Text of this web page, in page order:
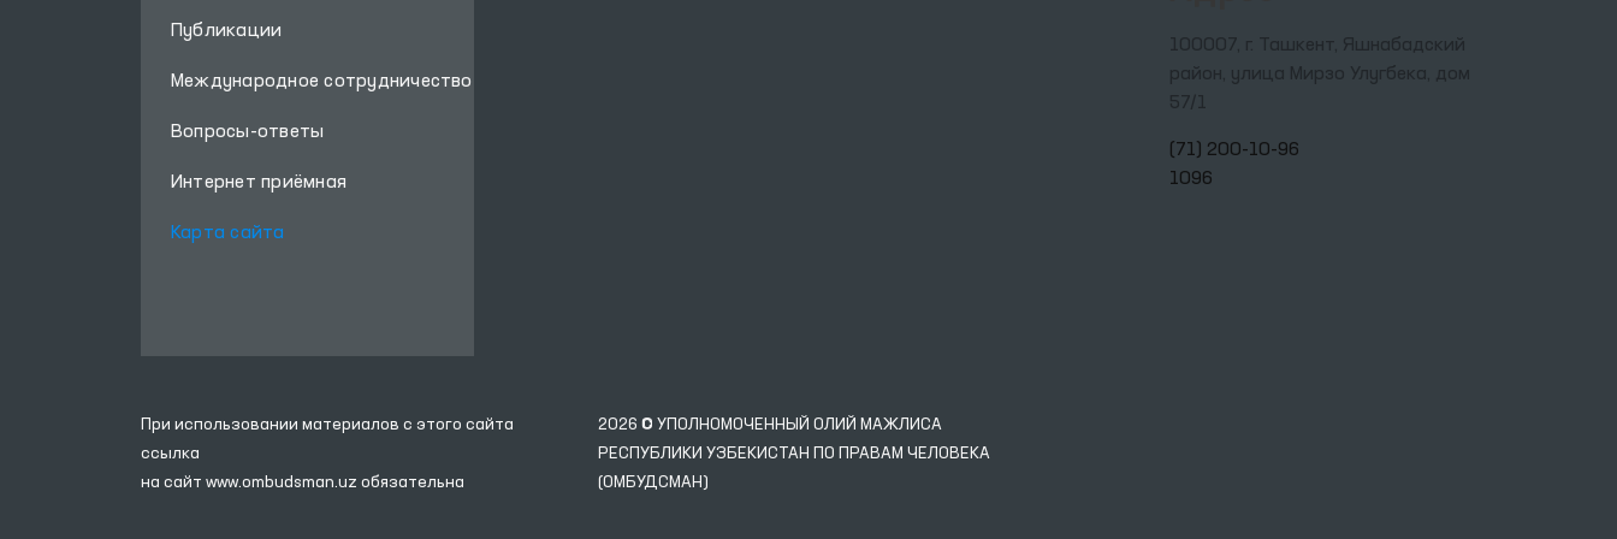
Публикации
Международное сотрудничество
Вопросы-ответы
Интернет приёмная
Карта сайта
100007, г. Ташкент, Яшнабадский
район, улица Мирзо Улугбека, дом
57/1
(71) 200-10-96
1096
При использовании материалов с этого сайта
ссылка
на сайт www.ombudsman.uz обязательна
2026 © УПОЛНОМОЧЕННЫЙ ОЛИЙ МАЖЛИСА
РЕСПУБЛИКИ УЗБЕКИСТАН ПО ПРАВАМ ЧЕЛОВЕКА
(ОМБУДСМАН)